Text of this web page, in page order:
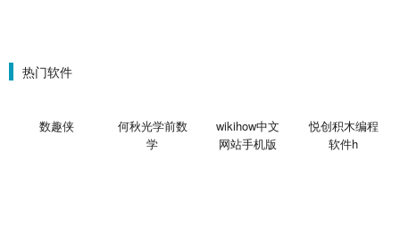
热门软件
数趣侠
何秋光学前数
学
wikihow中文
网站手机版
悦创积木编程
软件h